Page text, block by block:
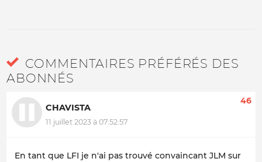
COMMENTAIRES PRÉFÉRÉS DES
ABONNÉS
CHAVISTA
11 juillet 2023 à 07:52:57
46
En tant que LFI je n'ai pas trouvé convaincant JLM sur